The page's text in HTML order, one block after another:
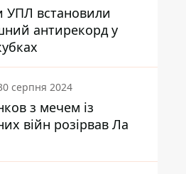
УПЛ встановили
антирекорд у
серпня 2024
з мечем із
війн розірвав Ла